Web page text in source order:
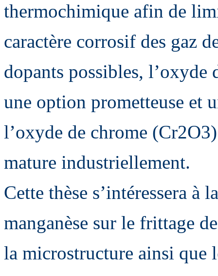
thermochimique afin de
caractère corrosif des gaz
dopants possibles, l’oxyde
une option prometteuse et
l’oxyde de chrome
mature industriellement.
Cette thèse s’intéressera à
manganèse sur le frittage
la microstructure ainsi que